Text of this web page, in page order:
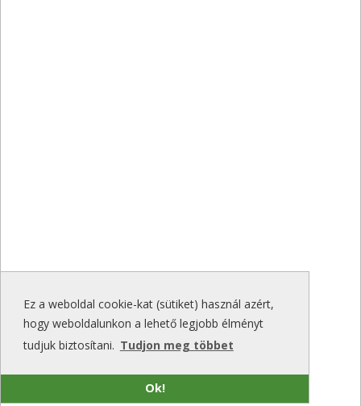
Ez a weboldal cookie-kat (sütiket) használ azért,
hogy weboldalunkon a lehető legjobb élményt
tudjuk biztosítani. Tudjon meg többet
Ok!